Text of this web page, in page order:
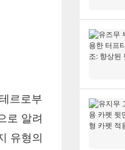
르로부
로 알려
유형의